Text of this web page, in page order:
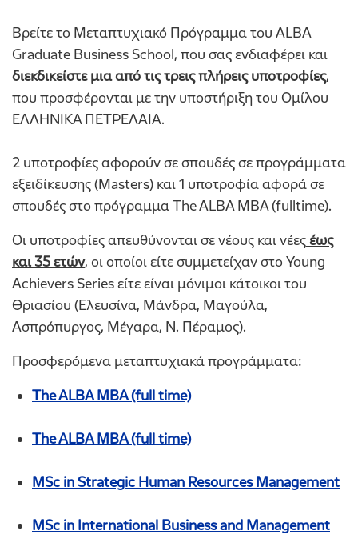
Βρείτε το Μεταπτυχιακό Πρόγραμμα του ALBA
Graduate Business School, που σας ενδιαφέρει και
διεκδικείστε μια από τις τρεις πλήρεις υποτροφίες,
που προσφέρονται με την υποστήριξη του Ομίλου
ΕΛΛΗΝΙΚΑ ΠΕΤΡΕΛΑΙΑ.
2 υποτροφίες αφορούν σε σπουδές σε προγράμματα
εξειδίκευσης (Masters) και 1 υποτροφία αφορά σε
σπουδές στο πρόγραμμα The ALBA MBA (fulltime).
Οι υποτροφίες απευθύνονται σε νέους και νέεςέως
και 35 ετών, οι οποίοι είτε συμμετείχαν στο Young
Achievers Series είτε είναι μόνιμοι κάτοικοι του
Θριασίου (Ελευσίνα, Μάνδρα, Μαγούλα,
Ασπρόπυργος, Μέγαρα, Ν. Πέραμος).
Προσφερόμενα μεταπτυχιακά προγράμματα:
The ALBA MBA (full time)
The ALBA MBA (full time)
MSc in Strategic Human Resources Management
MSc in International Business and Management